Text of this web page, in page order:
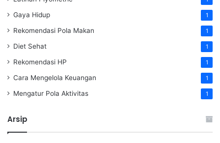
Gaya Hidup 1
Rekomendasi Pola Makan 1
Diet Sehat 1
Rekomendasi HP 1
Cara Mengelola Keuangan 1
Mengatur Pola Aktivitas 1
Arsip